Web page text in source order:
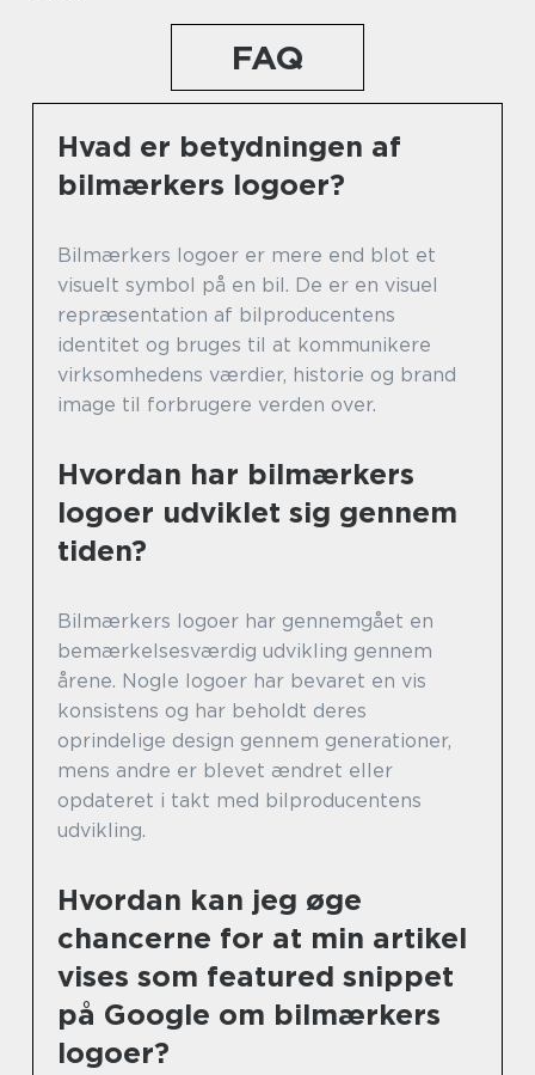
FAQ
Hvad er betydningen af
bilmærkers logoer?
Bilmærkers logoer er mere end blot et
visuelt symbol på en bil. De er en visuel
repræsentation af bilproducentens
identitet og bruges til at kommunikere
virksomhedens værdier, historie og brand
image til forbrugere verden over.
Hvordan har bilmærkers
logoer udviklet sig gennem
tiden?
Bilmærkers logoer har gennemgået en
bemærkelsesværdig udvikling gennem
årene. Nogle logoer har bevaret en vis
konsistens og har beholdt deres
oprindelige design gennem generationer,
mens andre er blevet ændret eller
opdateret i takt med bilproducentens
udvikling.
Hvordan kan jeg øge
chancerne for at min artikel
vises som featured snippet
på Google om bilmærkers
logoer?